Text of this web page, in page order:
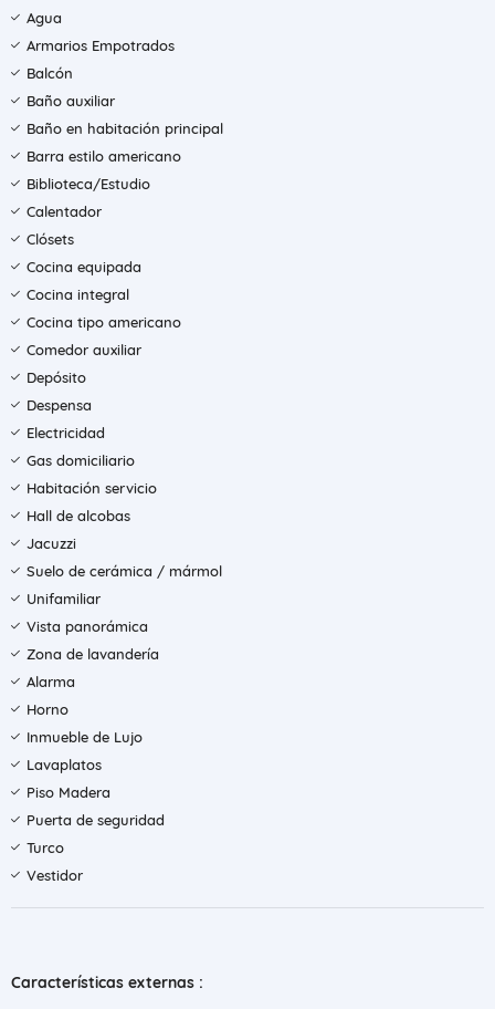
Agua
Armarios Empotrados
Balcón
Baño auxiliar
Baño en habitación principal
Barra estilo americano
Biblioteca/Estudio
Calentador
Clósets
Cocina equipada
Cocina integral
Cocina tipo americano
Comedor auxiliar
Depósito
Despensa
Electricidad
Gas domiciliario
Habitación servicio
Hall de alcobas
Jacuzzi
Suelo de cerámica / mármol
Unifamiliar
Vista panorámica
Zona de lavandería
Alarma
Horno
Inmueble de Lujo
Lavaplatos
Piso Madera
Puerta de seguridad
Turco
Vestidor
Características externas :